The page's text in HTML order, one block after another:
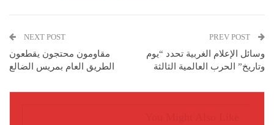
وسائل الإعلام الغربية تحدد “يوم
وتاريخ” الحرب العالمية الثالثة
NEXT POST
مقاومون محتجون يقطعون
الطريق العام بمريس الضالع